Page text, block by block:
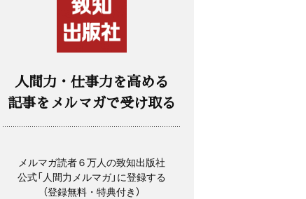
人間力・仕事力を高める
記事をメルマガで受け取る
メルマガ読者６万人の致知出版社
公式「人間力メルマガ」に登録する
（登録無料・特典付き）